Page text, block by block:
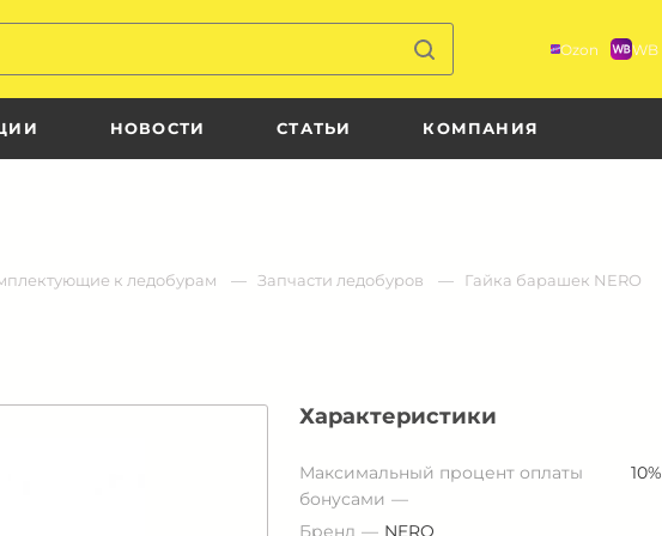
Ozon WB
НОВОСТИ СТАТЬИ КОМПАНИЯ
к ледобурам Запчасти ледобуров Гайка барашек NERO
Характеристики
Максимальный процент оплаты
бонусами
10%